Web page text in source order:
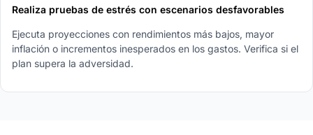
Realiza pruebas de estrés con escenarios desfavorables
Ejecuta proyecciones con rendimientos más bajos, mayor
inflación o incrementos inesperados en los gastos. Verifica si el
plan supera la adversidad.